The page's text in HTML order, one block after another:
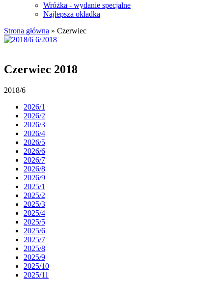
Wróżka - wydanie specjalne
Najlepsza okładka
Strona główna » Czerwiec
Czerwiec 2018
2018/6
2026/1
2026/2
2026/3
2026/4
2026/5
2026/6
2026/7
2026/8
2026/9
2025/1
2025/2
2025/3
2025/4
2025/5
2025/6
2025/7
2025/8
2025/9
2025/10
2025/11